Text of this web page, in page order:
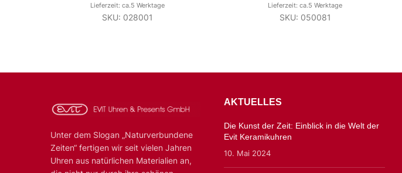
Lieferzeit: ca.5 Werktage
SKU: 028001
Lieferzeit: ca.5 Werktage
SKU: 050081
Unter dem Slogan „Naturverbundene
Zeiten“ fertigen wir seit vielen Jahren
Uhren aus natürlichen Materialien an,
AKTUELLES
Die Kunst der Zeit: Einblick in die Welt der
Evit Keramikuhren
10. Mai 2024